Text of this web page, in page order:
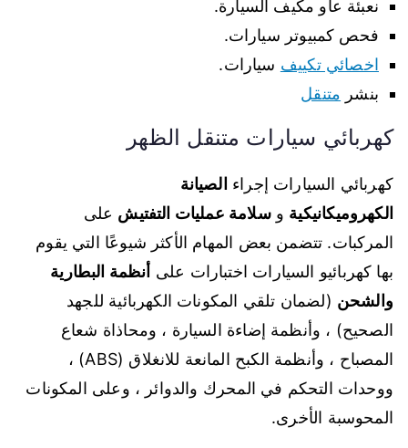
نعبئة عاو مكيف السيارة.
فحص كمبيوتر سيارات.
اخصائي تكييف سيارات.
بنشر متنقل
كهربائي سيارات متنقل الظهر
كهربائي السيارات إجراء الصيانة
الكهروميكانيكية وسلامة عمليات التفتيش على
المركبات. تتضمن بعض المهام الأكثر شيوعًا التي يقوم
بها كهربائيو السيارات اختبارات على أنظمة البطارية
والشحن (لضمان تلقي المكونات الكهربائية للجهد
الصحيح) ، وأنظمة إضاءة السيارة ، ومحاذاة شعاع
المصباح ، وأنظمة الكبح المانعة للانغلاق (ABS) ،
ووحدات التحكم في المحرك والدوائر ، وعلى المكونات
المحوسبة الأخرى.